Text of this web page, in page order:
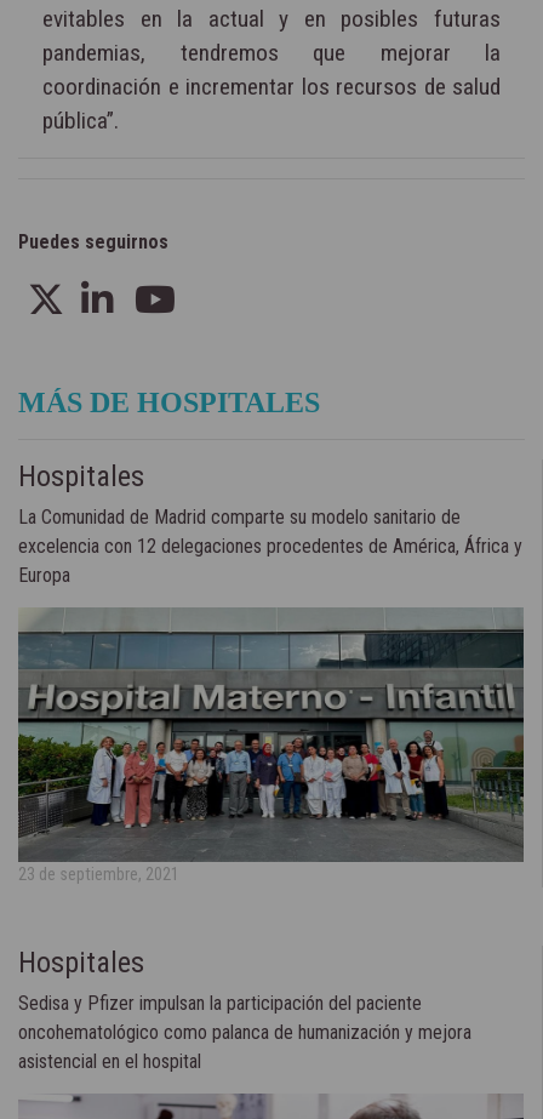
evitables en la actual y en posibles futuras
pandemias, tendremos que mejorar la
coordinación e incrementar los recursos de salud
pública”.
Puedes seguirnos
MÁS DE HOSPITALES
Hospitales
La Comunidad de Madrid comparte su modelo sanitario de
excelencia con 12 delegaciones procedentes de América, África y
Europa
23 de septiembre, 2021
Hospitales
Sedisa y Pfizer impulsan la participación del paciente
oncohematológico como palanca de humanización y mejora
asistencial en el hospital